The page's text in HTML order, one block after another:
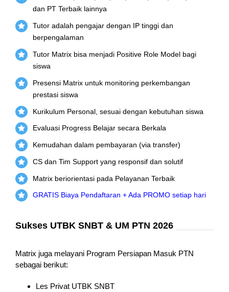
dan PT Terbaik lainnya
Tutor adalah pengajar dengan IP tinggi dan
berpengalaman
Tutor Matrix bisa menjadi Positive Role Model bagi
siswa
Presensi Matrix untuk monitoring perkembangan
prestasi siswa
Kurikulum Personal, sesuai dengan kebutuhan siswa
Evaluasi Progress Belajar secara Berkala
Kemudahan dalam pembayaran (via transfer)
CS dan Tim Support yang responsif dan solutif
Matrix beriorientasi pada Pelayanan Terbaik
GRATIS Biaya Pendaftaran + Ada PROMO setiap hari
Sukses UTBK SNBT & UM PTN 2026
Matrix juga melayani Program Persiapan Masuk PTN
sebagai berikut:
Les Privat UTBK SNBT